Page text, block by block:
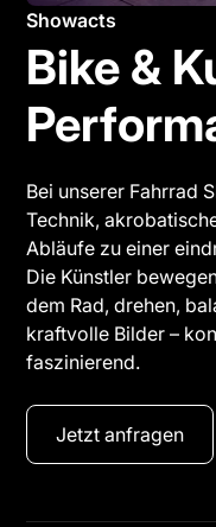
Showacts
Bike &
Bei unserer Fahrrad
Technik,
Abläufe zu einer
Die Künstler
dem Rad, drehen,
kraftvolle Bilder –
faszinierend.
Jetzt anfragen